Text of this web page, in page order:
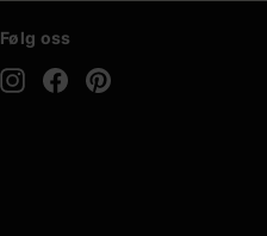
Følg oss
InstagramFacebookPinterest